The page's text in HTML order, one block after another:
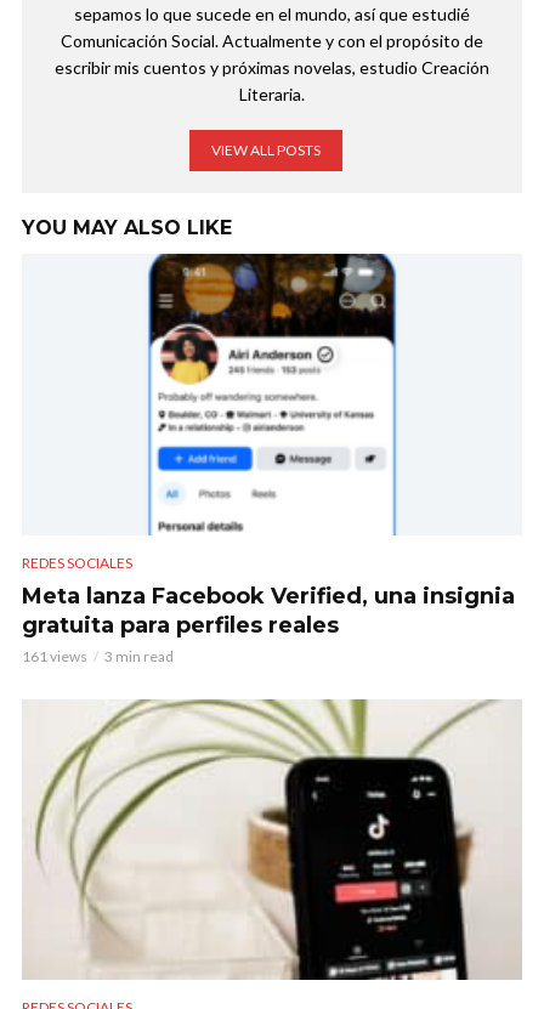
sepamos lo que sucede en el mundo, así que estudié
Comunicación Social. Actualmente y con el propósito de
escribir mis cuentos y próximas novelas, estudio Creación
Literaria.
VIEW ALL POSTS
YOU MAY ALSO LIKE
REDES SOCIALES
Meta lanza Facebook Verified, una insignia
gratuita para perfiles reales
161 views 3 min read